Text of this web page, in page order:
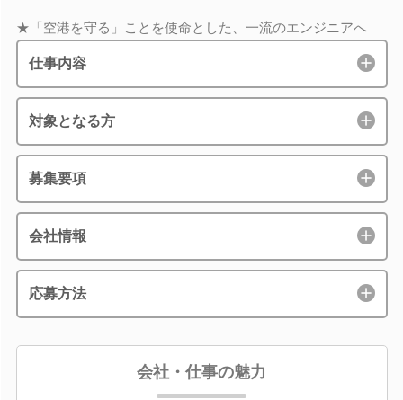
★「空港を守る」ことを使命とした、一流のエンジニアへ
仕事内容
対象となる方
募集要項
会社情報
応募方法
会社・仕事の魅力